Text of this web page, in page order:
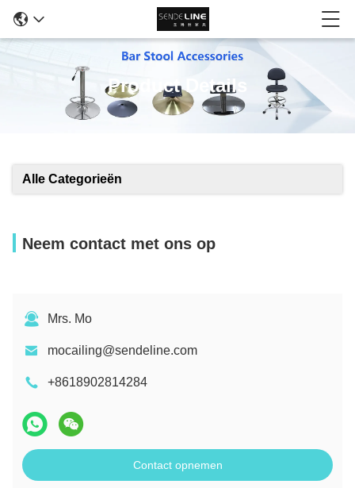
Product Details
Alle Categorieën
Neem contact met ons op
Mrs. Mo
mocailing@sendeline.com
+8618902814284
Contact opnemen